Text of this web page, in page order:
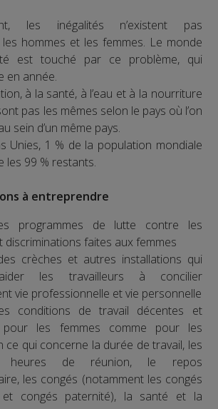
les inégalités n’existent pas
hommes et les femmes. Le monde
est touché par ce problème, qui
en année.
à la santé, à l’eau et à la nourriture
pas les mêmes selon le pays où l’on
sein d’un même pays.
Unies, 1 % de la population mondiale
les 99 % restants.
à entreprendre
programmes de lutte contre les
discriminations faites aux femmes
crèches et autres installations qui
les travailleurs à concilier
vie professionnelle et vie personnelle
conditions de travail décentes et
pour les femmes comme pour les
ce qui concerne la durée de travail, les
de réunion, le repos
les congés (notamment les congés
et congés paternité), la santé et la